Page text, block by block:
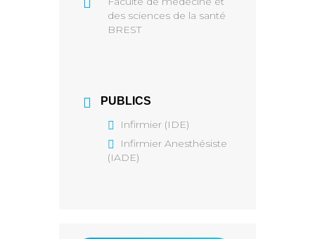
des sciences de la santé
BREST
PUBLICS
Infirmier (IDE)
Infirmier Anesthésiste
(IADE)